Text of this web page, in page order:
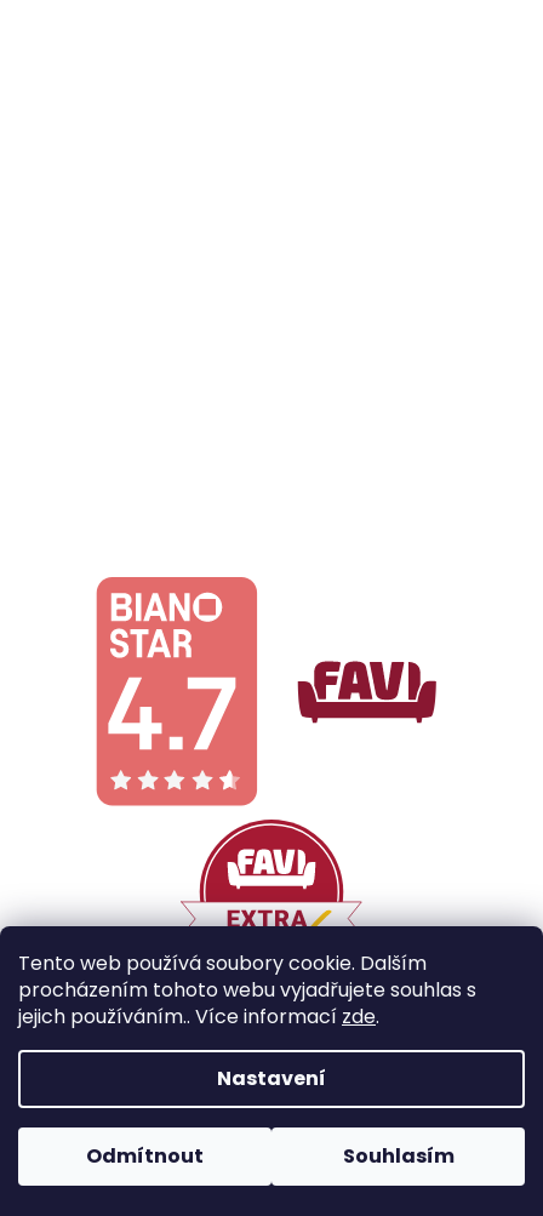
Tento web používá soubory cookie. Dalším
procházením tohoto webu vyjadřujete souhlas s
jejich používáním.. Více informací zde.
Nastavení
Odmítnout Souhlasím
Vytvořil Shoptet
Copyright 2026Galobe. Všechna práva vyhrazena.
Upravit nastavení cookies